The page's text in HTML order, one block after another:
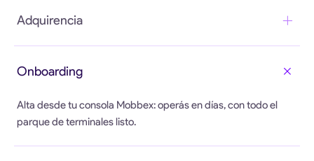
Adquirencia
corriendo sobre la misma plataforma.
Onboarding
Alta desde tu consola Mobbex: operás en días, con todo el
parque de terminales listo.